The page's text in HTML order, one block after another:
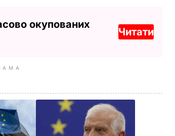
окупованих
Читати